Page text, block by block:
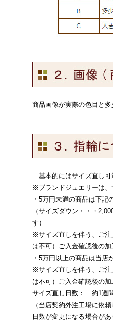
商品画像が実際の色目と
基本的にはサイズ直し可
※ブランドジュエリーは、
・5万円未満の商品は下記
（サイズダウン・・・
す）
※サイズ直しを伴う、ご注
は不可）ご入金確認後の加
・5万円以上の商品は当店
※サイズ直しを伴う、ご注
は不可）ご入金確認後の
サイズ直し日数： 約1週
（当店契約外注工場に依
日数が変更になる場合が